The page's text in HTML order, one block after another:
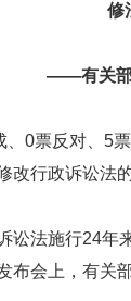
修
——有关部
票反对、5票
改行政诉讼法的
法施行24年来
布会上，有关